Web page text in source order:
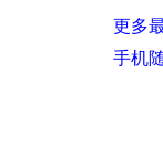
更多
手机